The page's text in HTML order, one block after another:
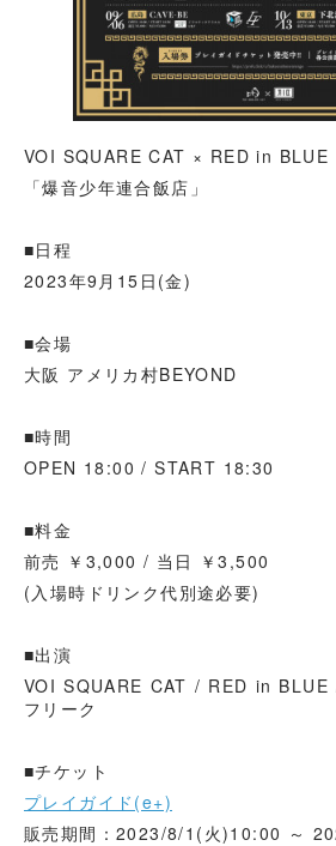
VOI SQUARE CAT × RED in BLUE
「爆音少年連合飯店」
■日程
2023年9月15日(金)
■会場
大阪 アメリカ村BEYOND
■時間
OPEN 18:00 / START 18:30
■料金
前売 ￥3,000 / 当日 ￥3,500
(入場時ドリンク代別途必要)
■出演
VOI SQUARE CAT / RED in
フリーク
■チケット
プレイガイド(e+)
販売期間：2023/8/1(火)10:00 ～